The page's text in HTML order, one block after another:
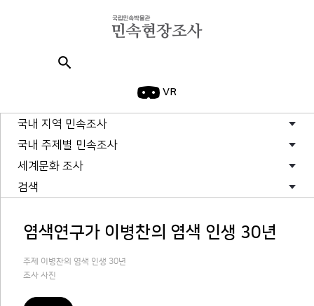
search
VR
국내 지역 민속조사
국내 주제별 민속조사
세계문화 조사
검색
염색연구가 이병찬의 염색 인생 30년
주제 이병찬의 염색 인생 30년
조사 사진